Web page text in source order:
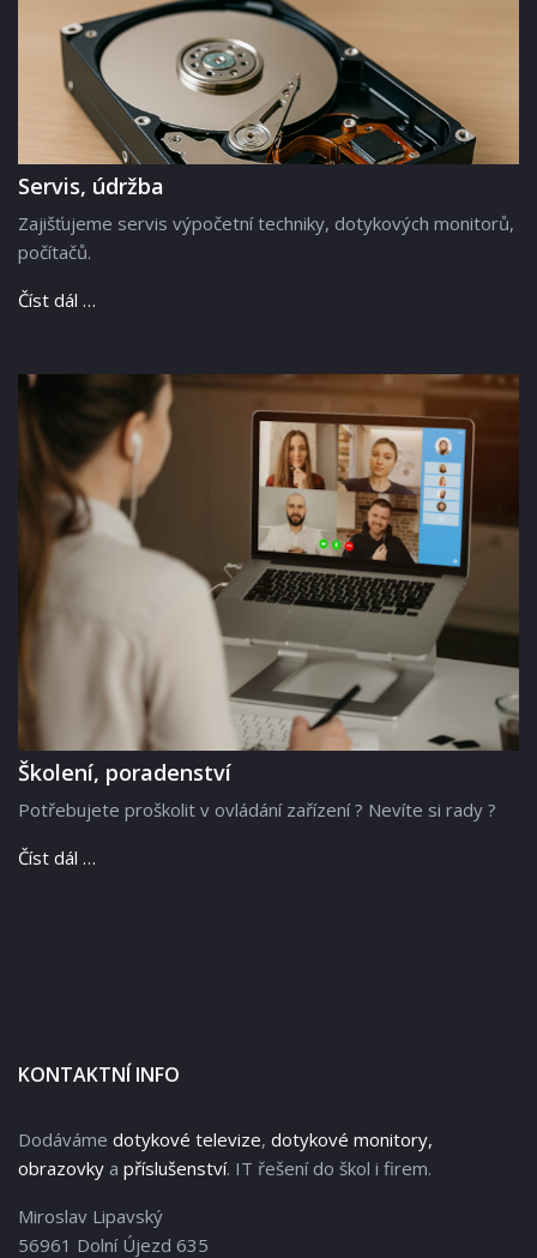
Servis, údržba
Zajišťujeme servis výpočetní techniky, dotykových monitorů,
počítačů.
Číst dál …
Školení, poradenství
Potřebujete proškolit v ovládání zařízení ? Nevíte si rady ?
Číst dál …
KONTAKTNÍ INFO
Dodáváme dotykové televize, dotykové monitory,
obrazovky a příslušenství. IT řešení do škol i firem.
Miroslav Lipavský
56961 Dolní Újezd 635